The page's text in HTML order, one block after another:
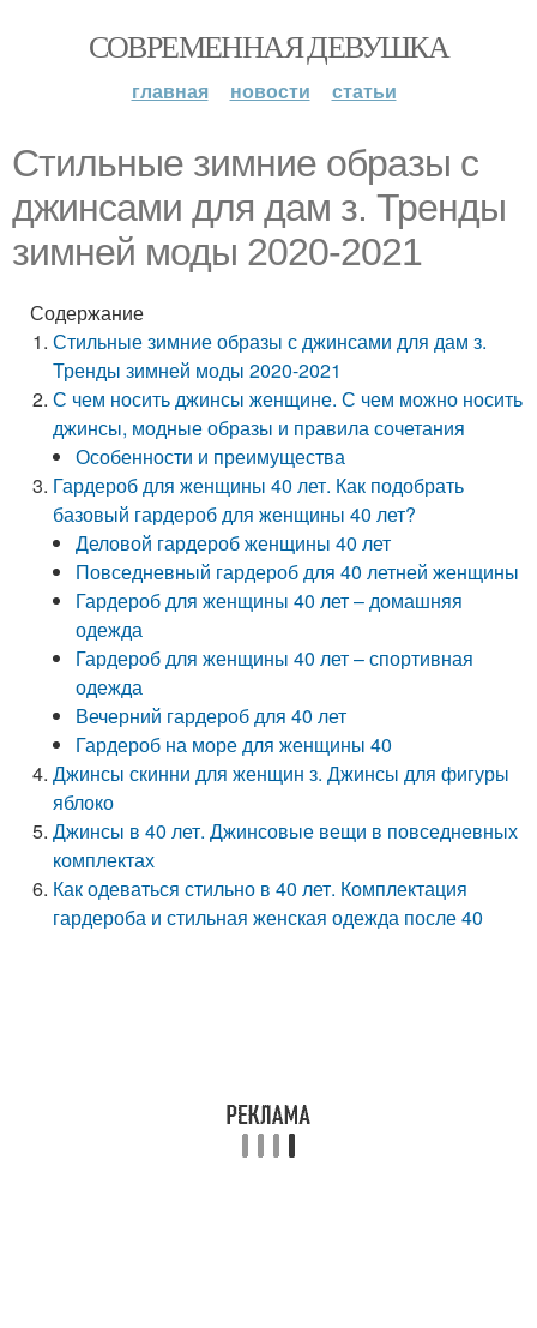
СОВРЕМЕННАЯ ДЕВУШКА
главная новости статьи
Стильные зимние образы с
джинсами для дам з. Тренды
зимней моды 2020-2021
Содержание
Стильные зимние образы с джинсами для дам з.
Тренды зимней моды 2020-2021
С чем носить джинсы женщине. С чем можно носить
джинсы, модные образы и правила сочетания
Особенности и преимущества
Гардероб для женщины 40 лет. Как подобрать
базовый гардероб для женщины 40 лет?
Деловой гардероб женщины 40 лет
Повседневный гардероб для 40 летней женщины
Гардероб для женщины 40 лет – домашняя
одежда
Гардероб для женщины 40 лет – спортивная
одежда
Вечерний гардероб для 40 лет
Гардероб на море для женщины 40
Джинсы скинни для женщин з. Джинсы для фигуры
яблоко
Джинсы в 40 лет. Джинсовые вещи в повседневных
комплектах
Как одеваться стильно в 40 лет. Комплектация
гардероба и стильная женская одежда после 40